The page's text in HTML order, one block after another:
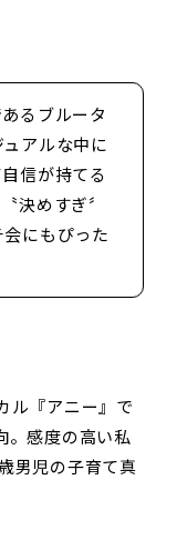
るブルータ
アルな中に
信が持てる
決めすぎ〞
にもぴった
ル『アニー』で
。感度の高い私
男児の子育て真